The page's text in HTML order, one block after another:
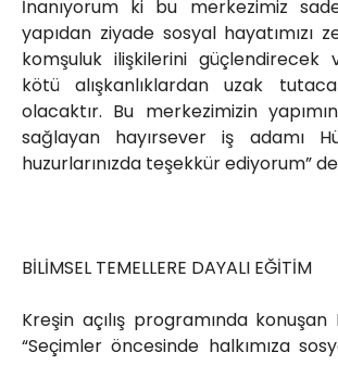
İnanıyorum ki bu merkezimiz
yapıdan ziyade sosyal hayatımızı
komşuluk ilişkilerini güçlendirecek
kötü alışkanlıklardan uzak
olacaktır. Bu merkezimizin
sağlayan hayırsever iş adamı
huzurlarınızda teşekkür ediyorum”
BİLİMSEL TEMELLERE DAYALI EĞİTİM
Kreşin açılış programında
“Seçimler öncesinde halkımıza